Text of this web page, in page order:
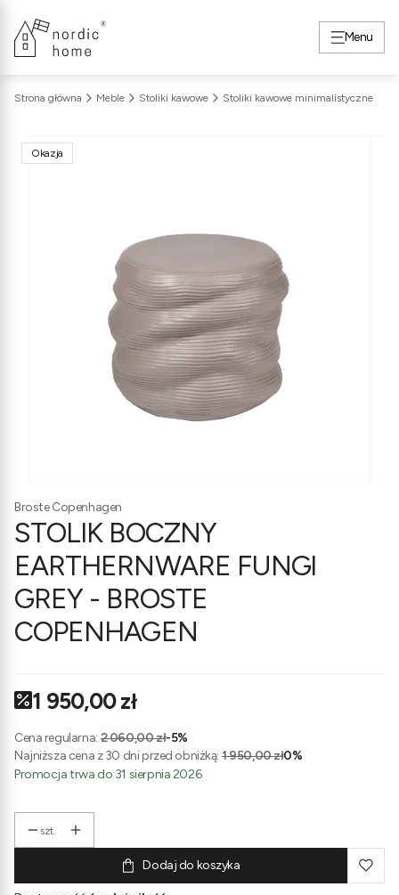
Menu
Strona główna Meble Stoliki kawowe Stoliki kawowe minimalistyczne
Okazja
Broste Copenhagen
STOLIK BOCZNY
EARTHERNWARE FUNGI
GREY - BROSTE
COPENHAGEN
1 950,00 zł
Cena regularna: 2 060,00 zł-5%
Najniższa cena z 30 dni przed obniżką: 1 950,00 zł0%
Promocja trwa do 31 sierpnia 2026
szt.
Dodaj do koszyka